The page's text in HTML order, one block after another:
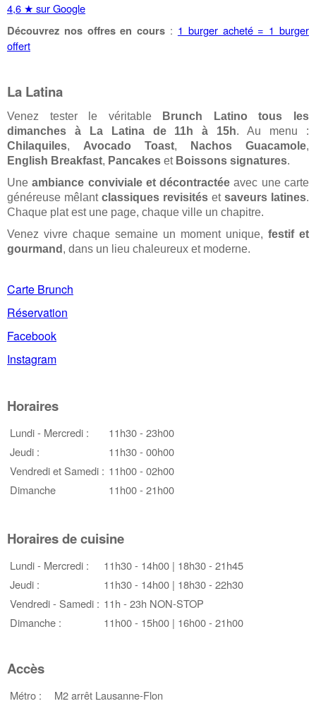
4,6 ★ sur Google
Découvrez nos offres en cours : 1 burger acheté = 1 burger
offert
La Latina
Venez tester le véritable Brunch Latino
tous les
dimanches à La Latina de 11h à 15h. Au menu :
Chilaquiles, Avocado Toast, Nachos Guacamole,
English Breakfast, Pancakes et Boissons signatures.
Uneambiance conviviale et décontractée avec une carte
généreuse mêlant classiques revisités et saveurs latines.
Chaque plat est une page, chaque ville un chapitre.
Venez vivre chaque semaine un moment unique, festif et
gourmand , dans un lieu chaleureux et moderne.
Carte Brunch
Réservation
Facebook
Instagram
Horaires
Lundi - Mercredi :
11h30 - 23h00
Jeudi :
11h30 - 00h00
Vendredi et Samedi : 11h00 - 02h00
Dimanche
11h00 - 21h00
Horaires de cuisine
Lundi - Mercredi :
11h30 - 14h00 | 18h30 - 21h45
Jeudi :
11h30 - 14h00 | 18h30 - 22h30
Vendredi - Samedi : 11h - 23h NON-STOP
Dimanche :
11h00 - 15h00 | 16h00 - 21h00
Accès
Métro :
M2 arrêt Lausanne-Flon